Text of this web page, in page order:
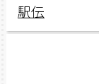
駅伝